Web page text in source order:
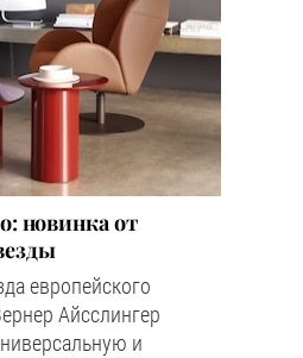
новинка от
европейского
Айсслингер
и